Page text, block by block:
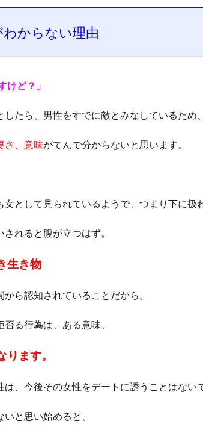
からない理由
けど？」
たら、男性をすでに敵とみなしているため、
さ、意味がてんで分からないと思います。
として見られているようで、つまり下に扱
れると腹が立つはず。
生き物
ら認知されていることだから。
る行為は、ある意味、
ます。
、今後その女性をデートに誘うことはない
と思い始めると、